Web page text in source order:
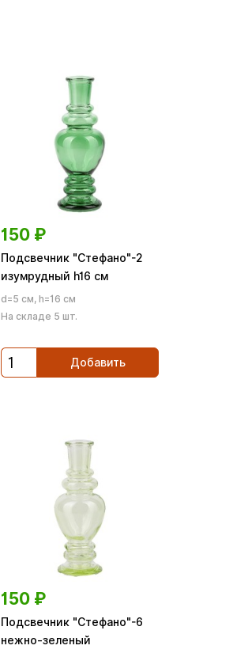
150 ₽
Подсвечник "Стефано"-2
изумрудный h16 см
d=5 см, h=16 см
На складе 5 шт.
Добавить
150 ₽
Подсвечник "Стефано"-6
нежно-зеленый